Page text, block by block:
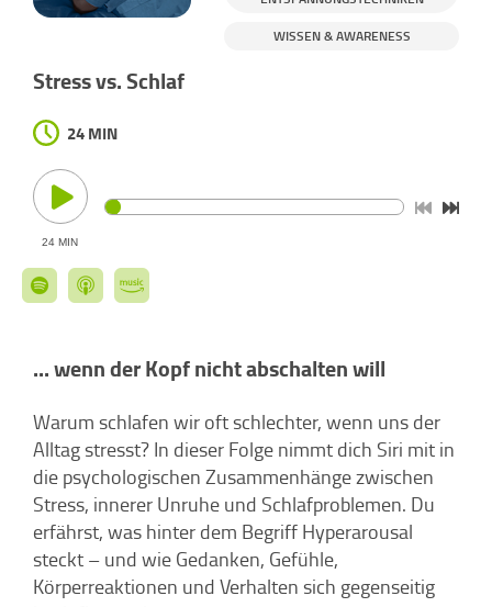
WISSEN & AWARENESS
Stress vs. Schlaf
24 MIN
24 MIN
... wenn der Kopf nicht abschalten will
Warum schlafen wir oft schlechter, wenn uns der
Alltag stresst? In dieser Folge nimmt dich Siri mit in
die psychologischen Zusammenhänge zwischen
Stress, innerer Unruhe und Schlafproblemen. Du
erfährst, was hinter dem Begriff Hyperarousal
steckt – und wie Gedanken, Gefühle,
Körperreaktionen und Verhalten sich gegenseitig